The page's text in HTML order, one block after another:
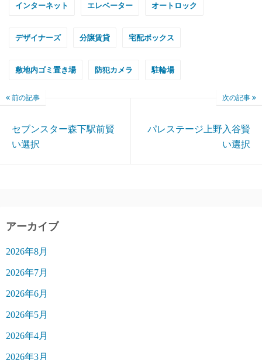
インターネット エレベーター オートロック
デザイナーズ 分譲賃貸 宅配ボックス
敷地内ゴミ置き場 防犯カメラ 駐輪場
前の記事
セブンスター森下駅前賢
い選択
次の記事
パレステージ上野入谷賢
い選択
アーカイブ
2026年8月
2026年7月
2026年6月
2026年5月
2026年4月
2026年3月